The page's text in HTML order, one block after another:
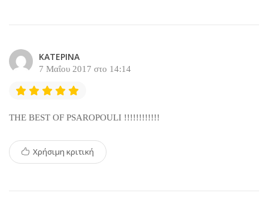
ΚΑΤΕΡΙΝΑ
7 Μαΐου 2017 στο 14:14
THE BEST OF PSAROPOULI !!!!!!!!!!!!
Χρήσιμη κριτική